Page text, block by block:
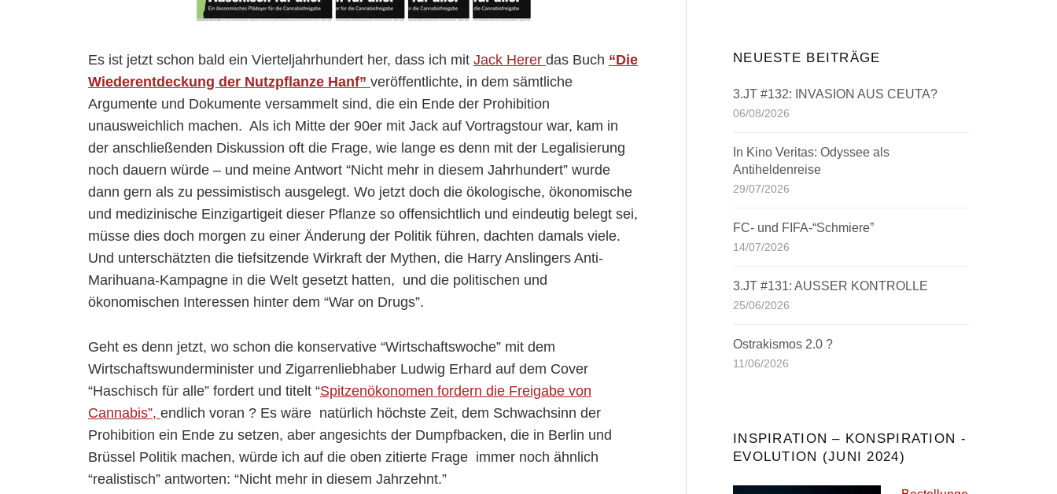
Es ist jetzt schon bald ein Vierteljahrhundert her, dass ich mit Jack Herer das Buch “Die
Wiederentdeckung der Nutzpflanze Hanf” veröffentlichte, in dem sämtliche
Argumente und Dokumente versammelt sind, die ein Ende der Prohibition
unausweichlich machen. Als ich Mitte der 90er mit Jack auf Vortragstour war, kam in
der anschließenden Diskussion oft die Frage, wie lange es denn mit der Legalisierung
noch dauern würde – und meine Antwort “Nicht mehr in diesem Jahrhundert” wurde
dann gern als zu pessimistisch ausgelegt. Wo jetzt doch die ökologische, ökonomische
und medizinische Einzigartigeit dieser Pflanze so offensichtlich und eindeutig belegt sei,
müsse dies doch morgen zu einer Änderung der Politik führen, dachten damals viele.
Und unterschätzten die tiefsitzende Wirkraft der Mythen, die Harry Anslingers Anti-
Marihuana-Kampagne in die Welt gesetzt hatten, und die politischen und
ökonomischen Interessen hinter dem “War on Drugs”.
Geht es denn jetzt, wo schon die konservative “Wirtschaftswoche” mit dem
Wirtschaftswunderminister und Zigarrenliebhaber Ludwig Erhard auf dem Cover
“Haschisch für alle” fordert und titelt “Spitzenökonomen fordern die Freigabe von
Cannabis”, endlich voran ? Es wäre natürlich höchste Zeit, dem Schwachsinn der
Prohibition ein Ende zu setzen, aber angesichts der Dumpfbacken, die in Berlin und
Brüssel Politik machen, würde ich auf die oben zitierte Frage immer noch ähnlich
“realistisch” antworten: “Nicht mehr in diesem Jahrzehnt.”
NEUESTE BEITRÄGE
3.JT #132: INVASION AUS CEUTA?
06/08/2026
In Kino Veritas: Odyssee als
Antiheldenreise
29/07/2026
FC- und FIFA-“Schmiere”
14/07/2026
3.JT #131: AUSSER KONTROLLE
25/06/2026
Ostrakismos 2.0 ?
11/06/2026
INSPIRATION – KONSPIRATION -
EVOLUTION (JUNI 2024)